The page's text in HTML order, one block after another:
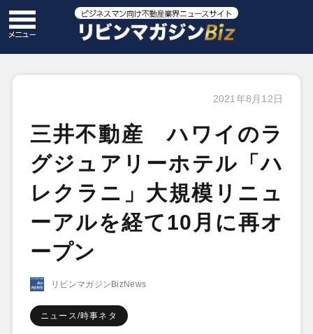
2021年8月12日
三井不動産 ハワイのラ
グジュアリーホテル「ハ
レクラニ」大規模リニュ
ーアルを経て10月に再オ
ープン
リビンマガジンBizNews
ニュース/時事ネタ